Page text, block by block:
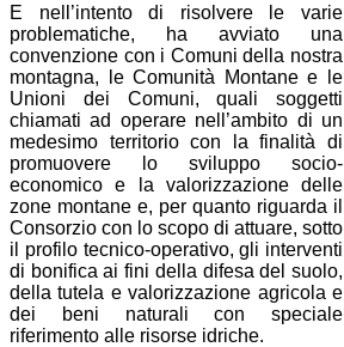
E nell’intento di risolvere le varie
problematiche, ha avviato una
convenzione con i Comuni della nostra
montagna, le Comunità Montane e le
Unioni dei Comuni, quali soggetti
chiamati ad operare nell’ambito di un
medesimo territorio con la finalità di
promuovere lo sviluppo socio-
economico e la valorizzazione delle
zone montane e, per quanto riguarda il
Consorzio con lo scopo di attuare, sotto
il profilo tecnico-operativo, gli interventi
di bonifica ai fini della difesa del suolo,
della tutela e valorizzazione agricola e
dei beni naturali con speciale
riferimento alle risorse idriche.